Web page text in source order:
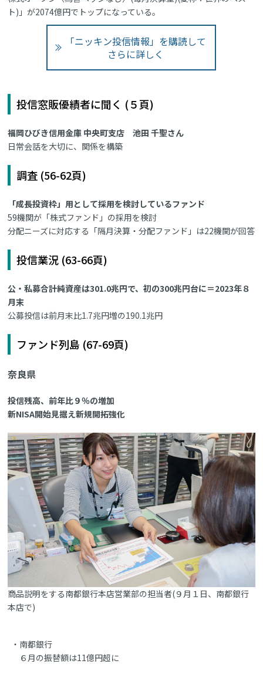
ト)」が2074億円でトップになっている。
「ニッキン投信情報」を購読して
さらに詳しく
投信窓販優績者に聞く (５頁)
福岡ひびき信用金庫 中央町支店 池田 千聖さん
日常会話を大切に、関係を構築
調査 (56-62頁)
「成長投資枠」用として採用を検討しているファンド
59機関が「株式ファンド」の採用を検討
分配ニーズに対応する「隔月決算・分配ファンド」は22機関が回答
投信業況 (63-66頁)
公・私募合計純資産は301.0兆円で、初の300兆円台に＝2023年８
月末
公募投信は前月末比1.7兆円増の190.1兆円
ファンド列島 (67-69頁)
奈良県
投信残高、前年比９％の増加
新NISA開始見据え新規開拓強化
商品説明をする南都銀行本店営業部の担当者(９月１日、南都銀行
本店で)
南都銀行
６月の振替額は11億円超に